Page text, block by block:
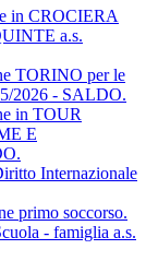
in CROCIERA
a.s.
TORINO per le
2026 - SALDO.
in TOUR
E
Internazionale
primo soccorso.
- famiglia a.s.